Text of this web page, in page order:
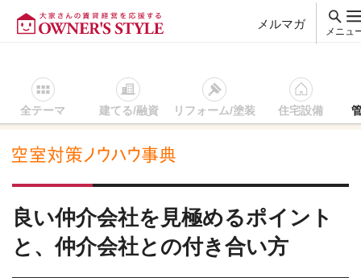
メルマガ
メニュ
全テーマ 建てる/融資 リフォーム/塗装 住宅設備
賃貸経営ＴＯＰ 空室対策ノウハウ事典 集客、内見、仲介会社
良い仲介会社を見極めるポイント
と、仲介会社との付き合い方